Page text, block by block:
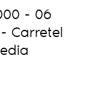
- 06
Carretel